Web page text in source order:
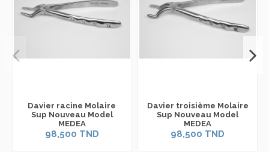
Davier racine Molaire
Sup Nouveau Model
MEDEA
98,500 TND
Davier troisième Molaire
Sup Nouveau Model
MEDEA
98,500 TND